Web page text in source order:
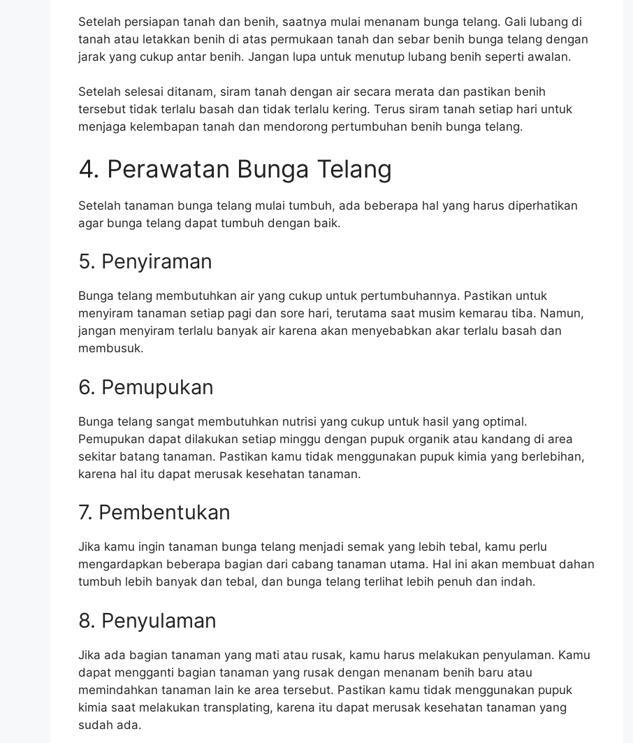
Setelah persiapan tanah dan benih, saatnya mulai menanam bunga telang. Gali lubang di
tanah atau letakkan benih di atas permukaan tanah dan sebar benih bunga telang dengan
jarak yang cukup antar benih. Jangan lupa untuk menutup lubang benih seperti awalan.
Setelah selesai ditanam, siram tanah dengan air secara merata dan pastikan benih
tersebut tidak terlalu basah dan tidak terlalu kering. Terus siram tanah setiap hari untuk
menjaga kelembapan tanah dan mendorong pertumbuhan benih bunga telang.
4. Perawatan Bunga Telang
Setelah tanaman bunga telang mulai tumbuh, ada beberapa hal yang harus diperhatikan
agar bunga telang dapat tumbuh dengan baik.
5. Penyiraman
Bunga telang membutuhkan air yang cukup untuk pertumbuhannya. Pastikan untuk
menyiram tanaman setiap pagi dan sore hari, terutama saat musim kemarau tiba. Namun,
jangan menyiram terlalu banyak air karena akan menyebabkan akar terlalu basah dan
membusuk.
6. Pemupukan
Bunga telang sangat membutuhkan nutrisi yang cukup untuk hasil yang optimal.
Pemupukan dapat dilakukan setiap minggu dengan pupuk organik atau kandang di area
sekitar batang tanaman. Pastikan kamu tidak menggunakan pupuk kimia yang berlebihan,
karena hal itu dapat merusak kesehatan tanaman.
7. Pembentukan
Jika kamu ingin tanaman bunga telang menjadi semak yang lebih tebal, kamu perlu
mengardapkan beberapa bagian dari cabang tanaman utama. Hal ini akan membuat dahan
tumbuh lebih banyak dan tebal, dan bunga telang terlihat lebih penuh dan indah.
8. Penyulaman
Jika ada bagian tanaman yang mati atau rusak, kamu harus melakukan penyulaman. Kamu
dapat mengganti bagian tanaman yang rusak dengan menanam benih baru atau
memindahkan tanaman lain ke area tersebut. Pastikan kamu tidak menggunakan pupuk
kimia saat melakukan transplating, karena itu dapat merusak kesehatan tanaman yang
sudah ada.